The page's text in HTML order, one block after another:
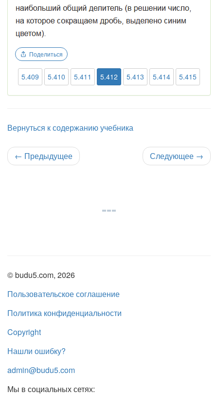
Поделиться
5.409 5.410 5.411 5.412 5.413 5.414 5.415
Вернуться к содержанию учебника
← Предыдущее Следующее →
© budu5.com, 2026
Пользовательское соглашение
Политика конфиденциальности
Copyright
Нашли ошибку?
admin@budu5.com
Мы в социальных сетях: